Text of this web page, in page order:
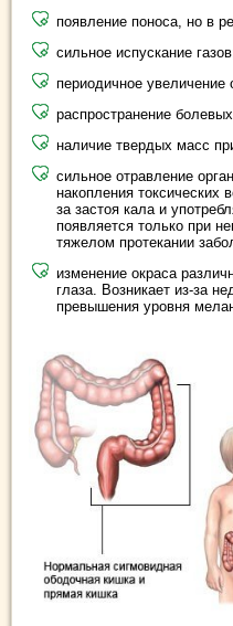
появление поноса, но в
сильное испускание
периодичное увеличение
распространение
наличие твердых масс
сильное отравление
накопления токсических
за застоя кала и
появляется только при
тяжелом протекании
изменение окраса
глаза. Возникает из-за
превышения уровня